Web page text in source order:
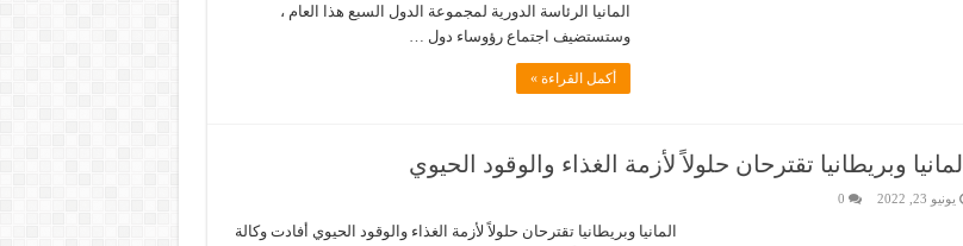
المانيا الرئاسة الدورية لمجموعة الدول السبع هذا العام ،
وستستضيف اجتماع رؤوساء دول …
أكمل القراءة »
المانيا وبريطانيا تقترحان حلولاً لأزمة الغذاء والوقود الحيوي
يونيو 23, 2022 0
المانيا وبريطانيا تقترحان حلولاً لأزمة الغذاء والوقود الحيوي أفادت وكالة